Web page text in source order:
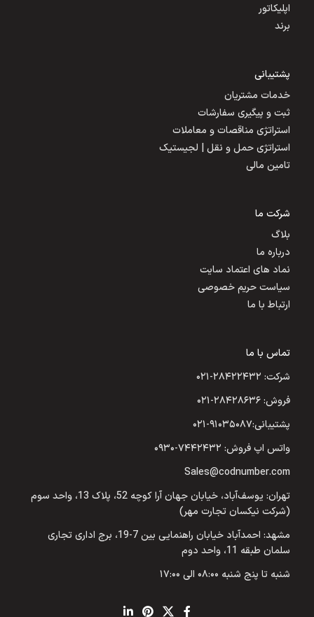
اپلیکاتور
برند
پشتیبانی
خدمات مشتریان
ثبت و پیگیری سفارشات
استراتژی مناقصات و معاملات
استراتژی حمل و نقل | لجیستیک
تامین مالی
شرکت ما
بلاگ
درباره ما
نماد های اعتماد سایت
سیاست حریم خصوصی
ارتباط با ما
تماس با ما
شرکت: ۲۸۴۲۲۴۳۲-۰۲۱
فروش: ۲۸۴۲۸۶۳۶-۰۲۱
پشتیبانی:۹۱۰۳۵۰۸۷-۰۲۱
واتس اپ فروش: ۷۴۴۲۴۳۲-۰۹۳۰
Sales@codnumber.com
تهران: یوسف‌آباد، خیابان جهان آرا کوچه 52، پلاک 13، واحد سوم
(شرکت نیکسان تجارت مهر)
مشهد: احمدآباد خیابان راهنمایی بین 7-19، برج اداری تجاری
سلمان طبقه 11، واحد دوم
شنبه تا پنج شنبه ۰۸:۰۰ الی ۱۷:۰۰